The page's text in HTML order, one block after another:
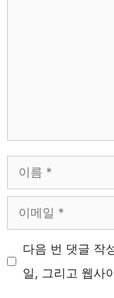
름
메
일 다음 번 댓글 작
일, 그리고 웹사